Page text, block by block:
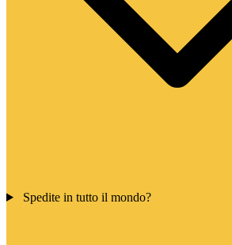
Spedite in tutto il mondo?